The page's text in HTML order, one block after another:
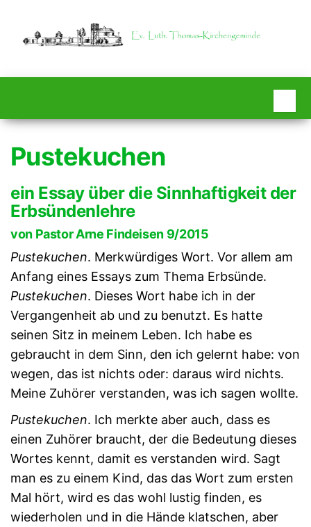
springen
EV.
Pustekuchen
ein Essay über die Sinnhaftigkeit der
Erbsündenlehre
von Pastor Arne Findeisen 9/2015
Pustekuchen. Merkwürdiges Wort. Vor allem am
Anfang eines Essays zum Thema Erbsünde.
Pustekuchen. Dieses Wort habe ich in der
Vergangenheit ab und zu benutzt. Es hatte
seinen Sitz in meinem Leben. Ich habe es
gebraucht in dem Sinn, den ich gelernt habe: von
wegen, das ist nichts oder: daraus wird nichts.
Meine Zuhörer verstanden, was ich sagen wollte.
Pustekuchen. Ich merkte aber auch, dass es
einen Zuhörer braucht, der die Bedeutung dieses
Wortes kennt, damit es verstanden wird. Sagt
man es zu einem Kind, das das Wort zum ersten
Mal hört, wird es das wohl lustig finden, es
wiederholen und in die Hände klatschen, aber